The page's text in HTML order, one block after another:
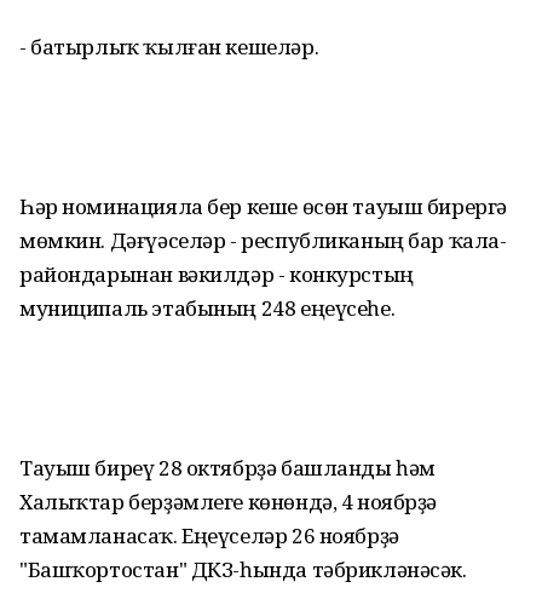
- батырлыҡ ҡылған кешеләр.
Һәр номинацияла бер кеше өсөн тауыш бирергә
мөмкин. Дәғүәселәр - республиканың бар ҡала-
райондарынан вәкилдәр - конкурстың
муниципаль этабының 248 еңеүсеһе.
Тауыш биреү 28 октябрҙә башланды һәм
Халыҡтар берҙәмлеге көнөндә, 4 ноябрҙә
тамамланасаҡ. Еңеүселәр 26 ноябрҙә
"Башҡортостан" ДКЗ-һында тәбрикләнәсәк.